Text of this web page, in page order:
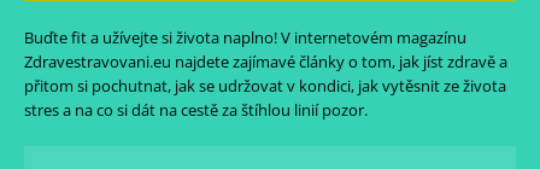
Buďte fit a užívejte si života naplno! V internetovém magazínu
Zdravestravovani.eu najdete zajímavé články o tom, jak jíst zdravě a
přitom si pochutnat, jak se udržovat v kondici, jak vytěsnit ze života
stres a na co si dát na cestě za štíhlou linií pozor.